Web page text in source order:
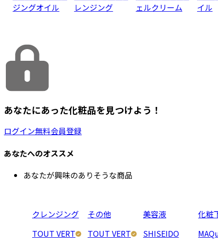
ジングオイル
レンジング
ェルクリーム
イル
あなたにあった化粧品を見つけよう！
ログイン無料会員登録
あなたへのオススメ
あなたが興味のありそうな商品
クレンジング
TOUT VERT
その他
TOUT VERT
美容液
SHISEIDO
化粧